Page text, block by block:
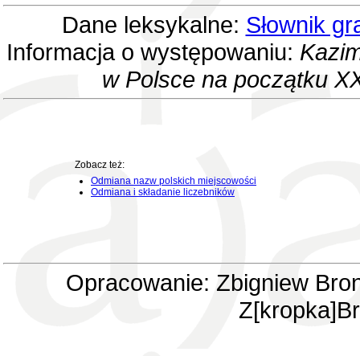
Dane leksykalne: Słownik
Informacja o występowaniu:
w Polsce na początku
Zobacz też:
Odmiana nazw polskich miejscowości
Odmiana i składanie liczebników
Opracowanie: Zbigniew